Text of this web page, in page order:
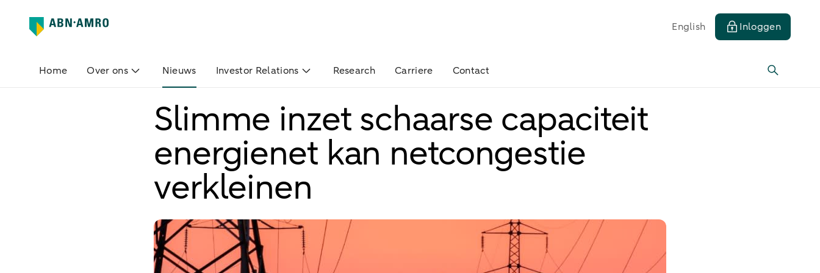
English Inloggen
Home Over ons Nieuws Investor Relations Research Carriere Contact
Slimme inzet schaarse capaciteit
energienet kan netcongestie
verkleinen